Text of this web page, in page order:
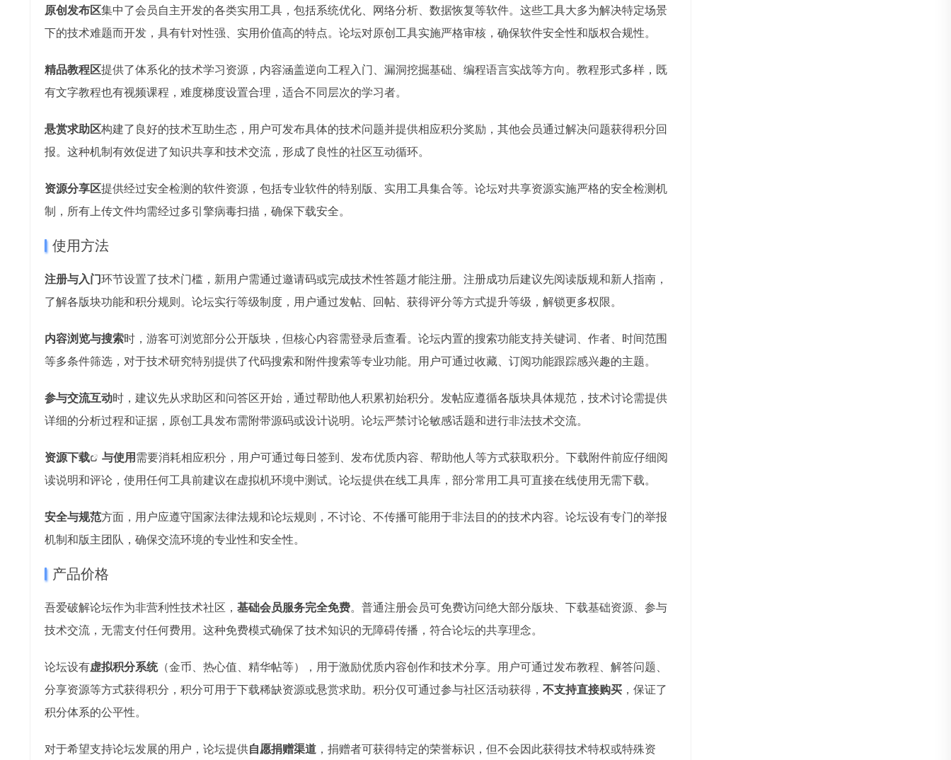
原创发布区集中了会员自主开发的各类实用工具，包括系统优化、网络分析、数据恢复等软件。这些工具大多为解决特定场景
下的技术难题而开发，具有针对性强、实用价值高的特点。论坛对原创工具实施严格审核，确保软件安全性和版权合规性。
精品教程区提供了体系化的技术学习资源，内容涵盖逆向工程入门、漏洞挖掘基础、编程语言实战等方向。教程形式多样，既
有文字教程也有视频课程，难度梯度设置合理，适合不同层次的学习者。
悬赏求助区构建了良好的技术互助生态，用户可发布具体的技术问题并提供相应积分奖励，其他会员通过解决问题获得积分回
报。这种机制有效促进了知识共享和技术交流，形成了良性的社区互动循环。
资源分享区提供经过安全检测的软件资源，包括专业软件的特别版、实用工具集合等。论坛对共享资源实施严格的安全检测机
制，所有上传文件均需经过多引擎病毒扫描，确保下载安全。
使用方法
注册与入门环节设置了技术门槛，新用户需通过邀请码或完成技术性答题才能注册。注册成功后建议先阅读版规和新人指南，
了解各版块功能和积分规则。论坛实行等级制度，用户通过发帖、回帖、获得评分等方式提升等级，解锁更多权限。
内容浏览与搜索时，游客可浏览部分公开版块，但核心内容需登录后查看。论坛内置的搜索功能支持关键词、作者、时间范围
等多条件筛选，对于技术研究特别提供了代码搜索和附件搜索等专业功能。用户可通过收藏、订阅功能跟踪感兴趣的主题。
参与交流互动时，建议先从求助区和问答区开始，通过帮助他人积累初始积分。发帖应遵循各版块具体规范，技术讨论需提供
详细的分析过程和证据，原创工具发布需附带源码或设计说明。论坛严禁讨论敏感话题和进行非法技术交流。
资源下载 与使用需要消耗相应积分，用户可通过每日签到、发布优质内容、帮助他人等方式获取积分。下载附件前应仔细阅
读说明和评论，使用任何工具前建议在虚拟机环境中测试。论坛提供在线工具库，部分常用工具可直接在线使用无需下载。
安全与规范方面，用户应遵守国家法律法规和论坛规则，不讨论、不传播可能用于非法目的的技术内容。论坛设有专门的举报
机制和版主团队，确保交流环境的专业性和安全性。
产品价格
吾爱破解论坛作为非营利性技术社区， 基础会员服务完全免费。普通注册会员可免费访问绝大部分版块、下载基础资源、参与
技术交流，无需支付任何费用。这种免费模式确保了技术知识的无障碍传播，符合论坛的共享理念。
论坛设有虚拟积分系统（金币、热心值、精华帖等），用于激励优质内容创作和技术分享。用户可通过发布教程、解答问题、
分享资源等方式获得积分，积分可用于下载稀缺资源或悬赏求助。积分仅可通过参与社区活动获得， 不支持直接购买 ，保证了
积分体系的公平性。
对于希望支持论坛发展的用户，论坛提供自愿捐赠渠道 ，捐赠者可获得特定的荣誉标识，但不会因此获得技术特权或特殊资